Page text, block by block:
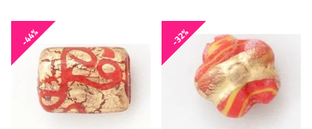
-44% -32%